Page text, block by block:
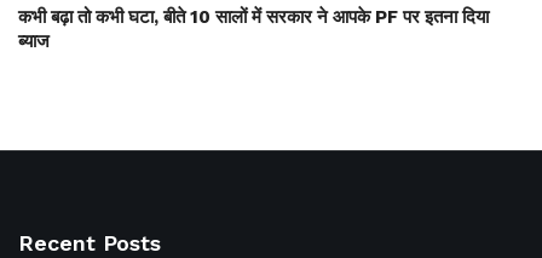
कभी बढ़ा तो कभी घटा, बीते 10 सालों में सरकार ने आपके PF पर इतना दिया
ब्याज
Recent Posts